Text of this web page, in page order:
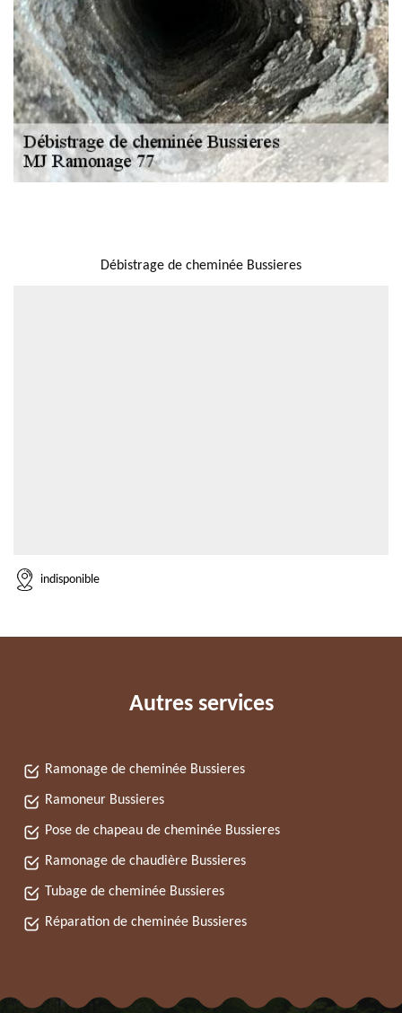
Débistrage de cheminée Bussieres
indisponible
Autres services
Ramonage de cheminée Bussieres
Ramoneur Bussieres
Pose de chapeau de cheminée Bussieres
Ramonage de chaudière Bussieres
Tubage de cheminée Bussieres
Réparation de cheminée Bussieres